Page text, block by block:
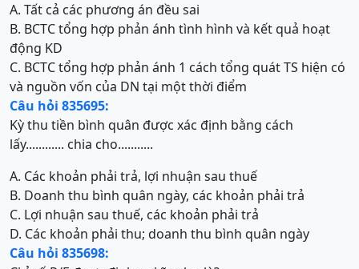
A. Tất cả các phương án đều sai
B. BCTC tổng hợp phản ánh tình hình và kết quả hoạt
động KD
C. BCTC tổng hợp phản ánh 1 cách tổng quát TS hiện có
và nguồn vốn của DN tại một thời điểm
Câu hỏi 835695:
Kỳ thu tiền bình quân được xác định bằng cách
lấy............ chia cho...........
A. Các khoản phải trả, lợi nhuận sau thuế
B. Doanh thu bình quân ngày, các khoản phải trả
C. Lợi nhuận sau thuế, các khoản phải trả
D. Các khoản phải thu; doanh thu bình quân ngày
Câu hỏi 835698: